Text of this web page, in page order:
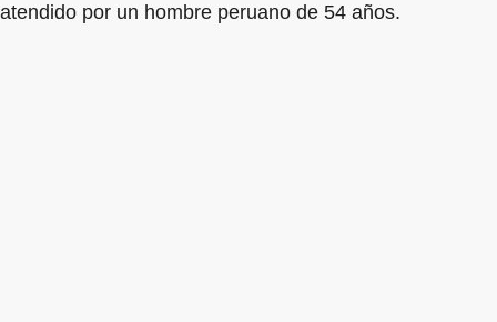
atendido por un hombre peruano de 54 años.